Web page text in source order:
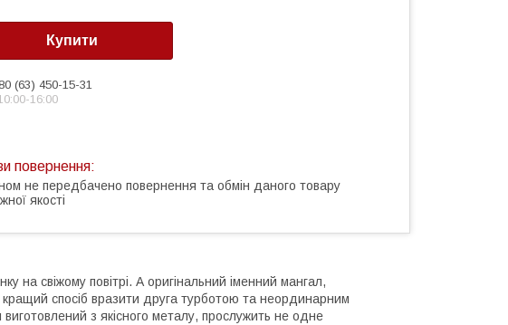
Купити
(63) 450-15-31
16:00
не передбачено повернення та обмін даного товару
якості
на свіжому повітрі. А оригінальний іменний мангал,
спосіб вразити друга турботою та неординарним
з якісного металу, прослужить не одне